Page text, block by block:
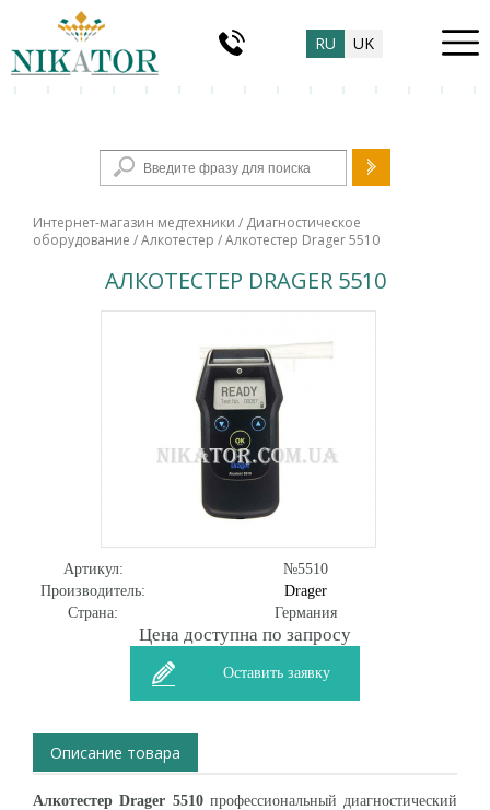
RU UK
Форма поиска
Интернет-магазин медтехники / Диагностическое
оборудование /Алкотестер / Алкотестер Drager 5510
АЛКОТЕСТЕР DRAGER 5510
Артикул:
№5510
Производитель:
Drager
Страна:
Германия
Цена доступна по запросу
Оставить заявку
Описание товара
Алкотестер Drager 5510профессиональный диагностический